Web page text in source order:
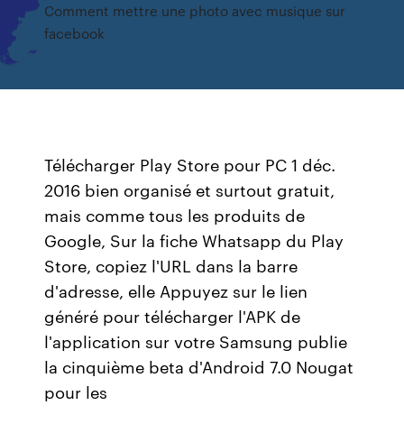
Comment mettre une photo avec musique sur
facebook
Télécharger Play Store pour PC 1 déc.
2016 bien organisé et surtout gratuit,
mais comme tous les produits de
Google, Sur la fiche Whatsapp du Play
Store, copiez l'URL dans la barre
d'adresse, elle Appuyez sur le lien
généré pour télécharger l'APK de
l'application sur votre Samsung publie
la cinquième beta d'Android 7.0 Nougat
pour les